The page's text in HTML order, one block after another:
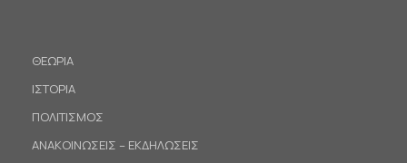
ΘΕΩΡΙΑ
ΙΣΤΟΡΙΑ
ΠΟΛΙΤΙΣΜΟΣ
ΑΝΑΚΟΙΝΩΣΕΙΣ – ΕΚΔΗΛΩΣΕΙΣ